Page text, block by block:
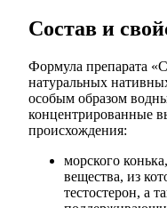
Состав и
Формула препарата
натуральных
особым образом
концентрированные
происхождения:
морского
вещества, из
тестостерон, а